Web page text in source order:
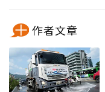
作者文章